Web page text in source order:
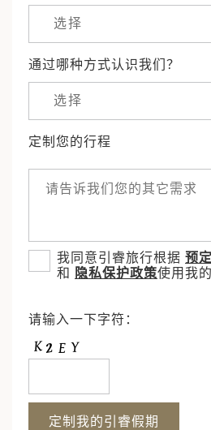
选择
通过哪种方式认识我们？
选择
定制您的行程
我同意引睿旅行根据 预
和
隐私保护政策使用我
请输入一下字符：